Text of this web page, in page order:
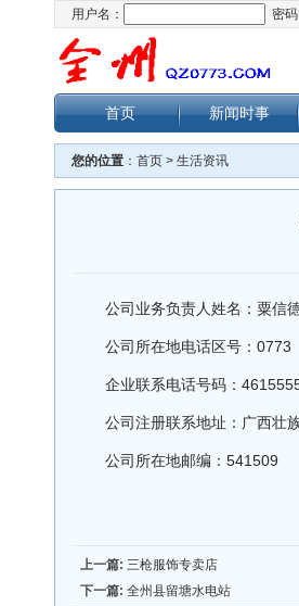
用户名： 密码
首页 新闻时事
您的位置 ： 首页 > 生活资讯
公司业务负责人姓名：粟信
公司所在地电话区号：0773
企业联系电话号码：
公司注册联系地址：广西壮
公司所在地邮编：541509
上一篇: 三枪服饰专卖店
下一篇: 全州县留塘水电站